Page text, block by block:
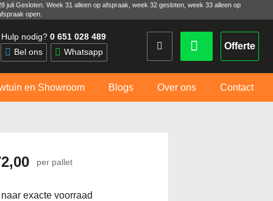
juli Gesloten. Week 31 alleen op afspraak, week 32 gesloten, week 33 alleen op
open.
Hulp nodig?0 651 028 489
Bel ons
Whatsapp
Offerte
en Showroom Blogs Over ons Contact
per pallet
exacte voorraad